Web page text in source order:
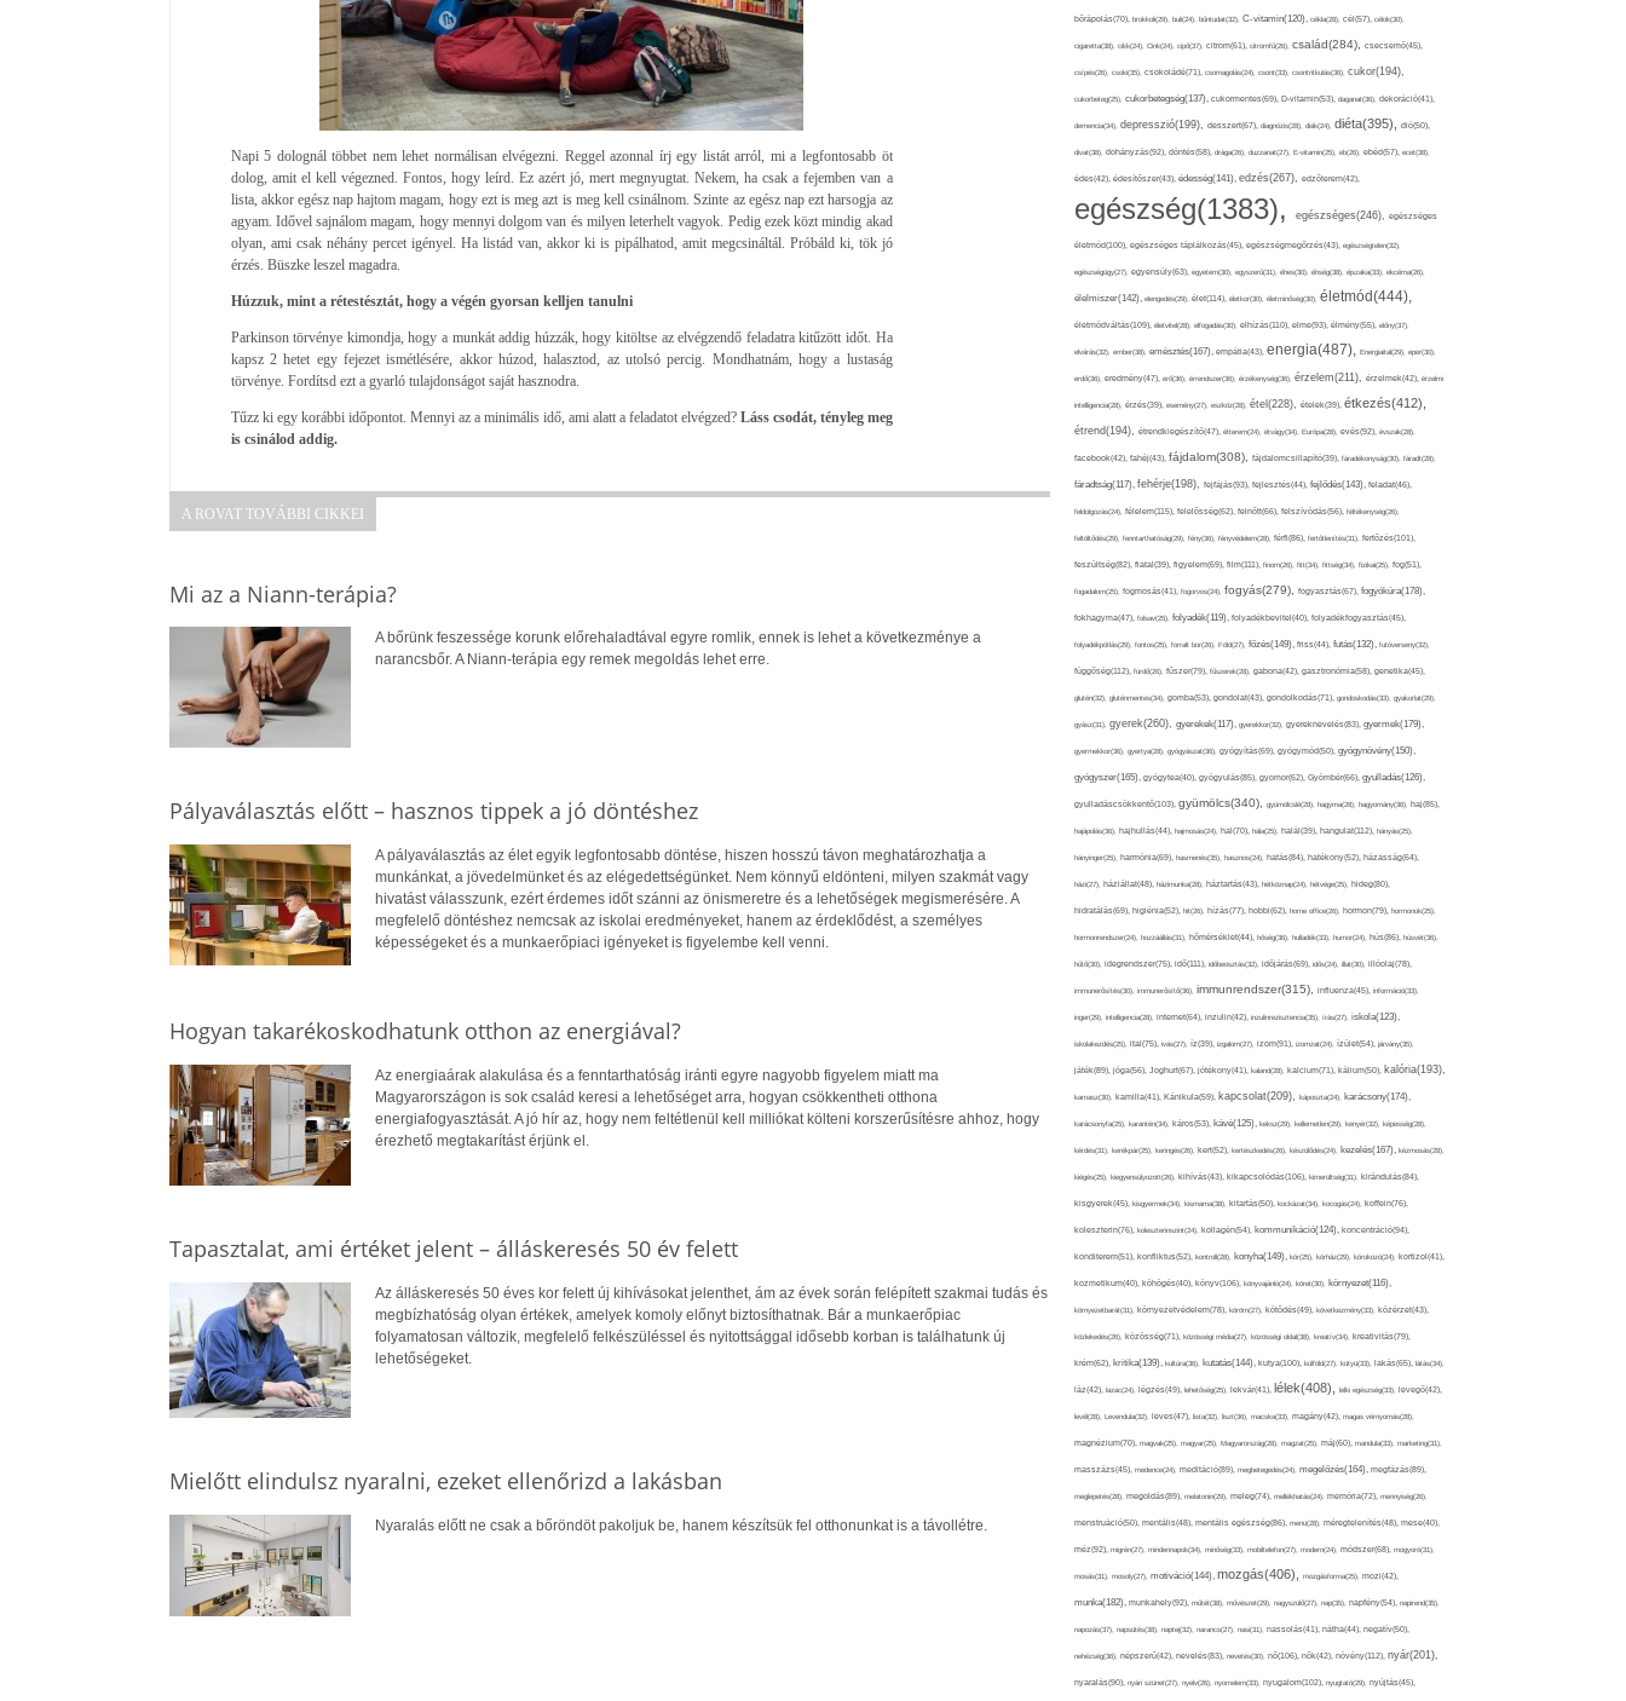
Napi 5 dolognál többet nem lehet normálisan elvégezni. Reggel azonnal írj egy listát arról, mi a legfontosabb öt
dolog, amit el kell végezned. Fontos, hogy leírd. Ez azért jó, mert megnyugtat. Nekem, ha csak a fejemben van a
lista, akkor egész nap hajtom magam, hogy ezt is meg azt is meg kell csinálnom. Szinte az egész nap ezt harsogja az
agyam. Idővel sajnálom magam, hogy mennyi dolgom van és milyen leterhelt vagyok. Pedig ezek közt mindig akad
olyan, ami csak néhány percet igényel. Ha listád van, akkor ki is pipálhatod, amit megcsináltál. Próbáld ki, tök jó
érzés. Büszke leszel magadra.
Húzzuk, mint a rétestésztát, hogy a végén gyorsan kelljen tanulni
Parkinson törvénye kimondja, hogy a munkát addig húzzák, hogy kitöltse az elvégzendő feladatra kitűzött időt. Ha
kapsz 2 hetet egy fejezet ismétlésére, akkor húzod, halasztod, az utolsó percig. Mondhatnám, hogy a lustaság
törvénye. Fordítsd ezt a gyarló tulajdonságot saját hasznodra.
Tűzz ki egy korábbi időpontot. Mennyi az a minimális idő, ami alatt a feladatot elvégzed? Láss csodát, tényleg meg
is csinálod addig.
A ROVAT TOVÁBBI CIKKEI
Mi az a Niann-terápia?
A bőrünk feszessége korunk előrehaladtával egyre romlik, ennek is lehet a következménye a
narancsbőr. A Niann-terápia egy remek megoldás lehet erre.
Pályaválasztás előtt – hasznos tippek a jó döntéshez
A pályaválasztás az élet egyik legfontosabb döntése, hiszen hosszú távon meghatározhatja a
munkánkat, a jövedelmünket és az elégedettségünket. Nem könnyű eldönteni, milyen szakmát vagy
hivatást válasszunk, ezért érdemes időt szánni az önismeretre és a lehetőségek megismerésére. A
megfelelő döntéshez nemcsak az iskolai eredményeket, hanem az érdeklődést, a személyes
képességeket és a munkaerőpiaci igényeket is figyelembe kell venni.
Hogyan takarékoskodhatunk otthon az energiával?
Az energiaárak alakulása és a fenntarthatóság iránti egyre nagyobb figyelem miatt ma
Magyarországon is sok család keresi a lehetőséget arra, hogyan csökkentheti otthona
energiafogyasztását. A jó hír az, hogy nem feltétlenül kell milliókat költeni korszerűsítésre ahhoz, hogy
érezhető megtakarítást érjünk el.
Tapasztalat, ami értéket jelent – álláskeresés 50 év felett
Az álláskeresés 50 éves kor felett új kihívásokat jelenthet, ám az évek során felépített szakmai tudás és
megbízhatóság olyan értékek, amelyek komoly előnyt biztosíthatnak. Bár a munkaerőpiac
folyamatosan változik, megfelelő felkészüléssel és nyitottsággal idősebb korban is találhatunk új
lehetőségeket.
Mielőtt elindulsz nyaralni, ezeket ellenőrizd a lakásban
Nyaralás előtt ne csak a bőröndöt pakoljuk be, hanem készítsük fel otthonunkat is a távollétre.
bőrápolás(70), brokkoli(29), buli(24), bűntudat(32), C-vitamin(120), cékla(28), cél(57), célok(30),
cigaretta(38), cikk(24), Cink(24), cipő(37), citrom(61), citromfű(26), család(284), csecsemő(45),
csípés(26), csoki(35), csokoládé(71), csomagolás(24), csont(33), csontritkulás(36), cukor(194),
cukorbeteg(25), cukorbetegség(137), cukormentes(69), D-vitamin(53), daganat(36), dekoráció(41),
demencia(34), depresszió(199), desszert(67), diagnózis(28), diák(24), diéta(395), dió(50),
divat(38), dohányzás(92), döntés(58), drága(26), duzzanat(27), E-vitamin(25), eb(26), ebéd(57), ecet(38),
édes(42), édesítőszer(43), édesség(141), edzés(267), edzőterem(42),
egészség(1383), egészséges(246), egészséges
életmód(100), egészséges táplálkozás(45), egészségmegőrzés(43), egészségtelen(32),
egészségügy(27), egyensúly(63), egyetem(30), egyszerű(31), éhes(30), éhség(38), éjszaka(33), ekcéma(26),
élelmiszer(142), elengedés(29), élet(114), életkor(30), életminőség(30), életmód(444),
életmódváltás(109), életvitel(28), elfogadás(30), elhízás(110), elme(93), élmény(55), előny(37),
elvárás(32), ember(38), emésztés(167), empátia(43), energia(487), Energiaital(29), eper(30),
erdő(36), eredmény(47), erő(36), érrendszer(36), érzékenység(36), érzelem(211), érzelmek(42), érzelmi
intelligencia(28), érzés(39), esemény(27), eszköz(28), étel(228), ételek(39), étkezés(412),
étrend(194), étrendkiegészítő(47), étterem(24), étvágy(34), Európa(28), evés(92), évszak(28),
facebook(42), fahéj(43), fájdalom(308), fájdalomcsillapító(39), fáradékonyság(30), fáradt(28),
fáradtság(117), fehérje(198), fejfájás(93), fejlesztés(44), fejlődés(143), feladat(46),
feldolgozás(24), félelem(115), felelősség(62), felnőtt(66), felszívódás(56), féltékenység(26),
feltöltődés(29), fenntarthatóság(29), fény(36), fényvédelem(28), férfi(86), fertőtlenítés(31), fertőzés(101),
feszültség(82), fiatal(39), figyelem(69), film(111), finom(26), fitt(34), fittség(34), fizikai(25), fog(51),
fogadalom(25), fogmosás(41), fogorvos(24), fogyás(279), fogyasztás(67), fogyókúra(178),
fokhagyma(47), folsav(25), folyadék(119), folyadékbevitel(40), folyadékfogyasztás(45),
folyadékpótlás(29), fontos(25), forralt bor(26), Föld(27), főzés(149), friss(44), futás(132), futóverseny(32),
függőség(112), fürdő(26), fűszer(79), fűszerek(28), gabona(42), gasztronómia(58), genetika(45),
glutén(32), gluténmentes(34), gomba(53), gondolat(43), gondolkodás(71), gondoskodás(33), gyakorlat(29),
gyász(31), gyerek(260), gyerekek(117), gyerekkor(32), gyereknevelés(83), gyermek(179),
gyermekkor(36), gyertya(28), gyógyászat(36), gyógyítás(69), gyógymód(50), gyógynövény(150),
gyógyszer(165), gyógytea(40), gyógyulás(85), gyomor(62), Gyömbér(66), gyulladás(126),
gyulladáscsökkentő(103), gyümölcs(340), gyümölcslé(28), hagyma(28), hagyomány(36), haj(85),
hajápolás(36), hajhullás(44), hajmosás(24), hal(70), hála(25), halál(39), hangulat(112), hányás(25),
hányinger(25), harmónia(69), hasmenés(35), hasznos(24), hatás(84), hatékony(52), házasság(64),
házi(27), háziállat(48), házimunka(28), háztartás(43), hétköznap(24), hétvége(25), hideg(80),
hidratálás(69), higiénia(52), hit(26), hízás(77), hobbi(62), home office(26), hormon(79), hormonok(25),
hormonrendszer(24), hozzáállás(31), hőmérséklet(44), hőség(36), hulladék(33), humor(24), hús(86), húsvét(36),
hűtő(30), idegrendszer(75), idő(111), időbeosztás(32), időjárás(69), idős(24), illat(30), illóolaj(78),
immunerősítés(30), immunerősítő(36), immunrendszer(315), influenza(45), információ(33),
inger(29), intelligencia(28), internet(64), inzulin(42), inzulinrezisztencia(35), írás(27), iskola(123),
iskolakezdés(25), ital(75), ivás(27), íz(39), izgalom(27), izom(91), izomzat(24), ízület(54), járvány(35),
játék(89), jóga(56), Joghurt(67), jótékony(41), kaland(28), kalcium(71), kálium(50), kalória(193),
kamasz(30), kamilla(41), Kánikula(59), kapcsolat(209), káposzta(24), karácsony(174),
karácsonyfa(25), karantén(34), káros(53), kávé(125), keksz(29), kellemetlen(29), kenyér(32), képesség(28),
kérdés(31), kerékpár(25), keringés(26), kert(52), kertészkedés(26), készülődés(24), kezelés(167), kézmosás(28),
kiégés(25), kiegyensúlyozott(26), kihívás(43), kikapcsolódás(106), kimerültség(31), kirándulás(84),
kisgyerek(45), kisgyermek(34), kismama(38), kitartás(50), kockázat(34), kocogás(24), koffein(76),
koleszterin(76), koleszterinszint(24), kollagén(54), kommunikáció(124), koncentráció(94),
konditerem(51), konfliktus(52), kontroll(28), konyha(149), kór(25), kórház(29), kórokozó(24), kortizol(41),
kozmetikum(40), köhögés(40), könyv(106), könyvajánló(24), köret(30), környezet(116),
környezetbarát(31), környezetvédelem(78), köröm(27), kötődés(49), következmény(33), közérzet(43),
közlekedés(26), közösség(71), közösségi média(27), közösségi oldal(38), kreatív(34), kreativitás(79),
krém(62), kritika(139), kultúra(36), kutatás(144), kutya(100), külföld(27), kütyü(33), lakás(65), látás(34),
láz(42), lazac(24), légzés(49), lehetőség(25), lekvár(41), lélek(408), lelki egészség(33), levegő(42),
levél(28), Levendula(32), leves(47), lista(32), liszt(36), macska(33), magány(42), magas vérnyomás(28),
magnézium(70), magvak(25), magyar(25), Magyarország(28), magzat(25), máj(60), mandula(33), marketing(31),
masszázs(45), medence(24), meditáció(89), megbetegedés(24), megelőzés(164), megfázás(89),
meglepetés(28), megoldás(89), melatonin(29), meleg(74), mellékhatás(24), memória(72), mennyiség(26),
menstruáció(50), mentális(48), mentális egészség(86), menü(28), méregtelenítés(48), mese(40),
méz(92), migrén(27), mindennapok(34), minőség(33), mobiltelefon(27), modern(24), módszer(68), mogyoró(31),
mosás(31), mosoly(27), motiváció(144), mozgás(406), mozgásforma(25), mozi(42),
munka(182), munkahely(92), műtét(38), művészet(29), nagyszülő(27), nap(35), napfény(54), napirend(35),
napozás(37), napsütés(38), naptej(32), narancs(27), nasi(31), nassolás(41), nátha(44), negatív(50),
nehézség(36), népszerű(42), nevelés(83), nevetés(30), nő(106), nők(42), növény(112), nyár(201),
nyaralás(90), nyári szünet(27), nyelv(26), nyomelem(33), nyugalom(102), nyugtató(29), nyújtás(45),